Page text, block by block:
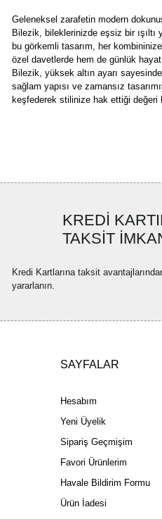
Geleneksel zarafetin modern
Bilezik, bileklerinizde eşsiz bir
bu görkemli tasarım, her
özel davetlerde hem de günlük
Bilezik, yüksek altın ayarı
sağlam yapısı ve zamansız
keşfederek stilinize hak ettiği değeri
Ürün açıklamasında eksik
Ürün bilgilerinde hatalar
Bu ürüne benzer farklı
KREDİ
TAKSİT
Kredi Kartlarına taksit
yararlanın.
SAYFALAR
Hesabım
Yeni Üyelik
Sipariş Geçmişim
Favori Ürünlerim
Havale Bildirim Formu
Ürün İadesi